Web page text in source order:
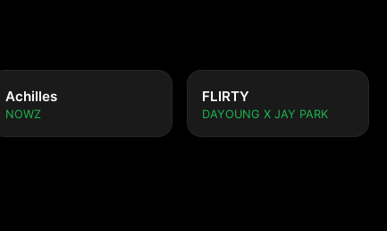
Achilles
NOWZ
FLIRTY
DAYOUNG X JAY PARK